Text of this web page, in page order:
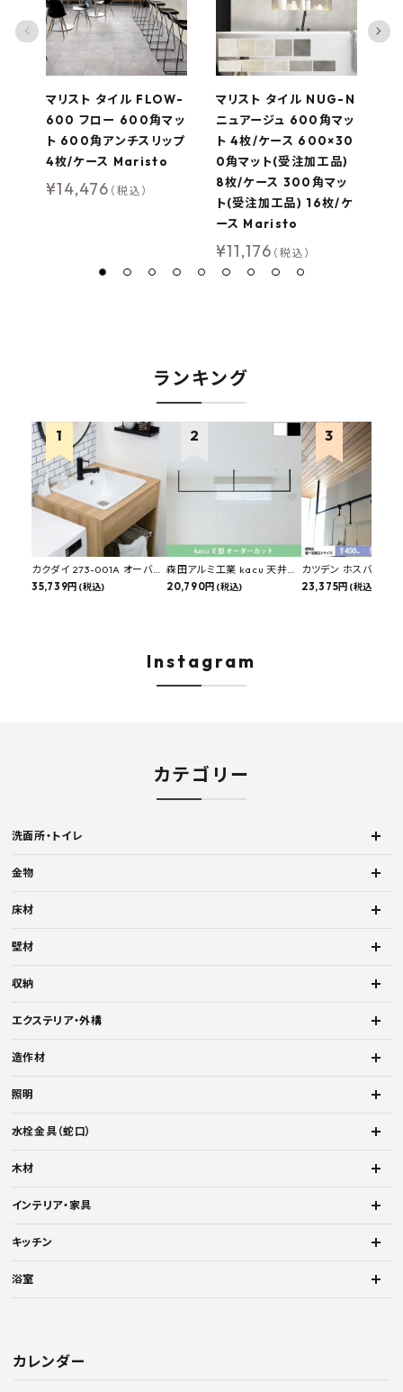
マリスト タイル FLOW-
600 フロー 600角マッ
ト 600角アンチスリップ
4枚/ケース Maristo
¥14,476 （税込）
マリスト タイル NUG-N
ニュアージュ 600角マッ
ト 4枚/ケース 600×30
0角マット(受注加工品)
8枚/ケース 300角マッ
ト(受注加工品) 16枚/ケ
ース Maristo
¥11,176 （税込）
ランキング
カクダイ 273-001A オーバー
カウンタースロップシンク 選
35,739円 (税込)
森田アルミ工業 kacu 天井付
け物干し E型 サイズオーダー
20,790円 (税込)
カツデン ホスバ 天井
物干し 標準サイズ ス
23,375円 (税込)
Instagram
カテゴリー
洗面所・トイレ
金物
床材
壁材
収納
エクステリア・外構
造作材
照明
水栓金具（蛇口）
木材
インテリア・家具
キッチン
浴室
カレンダー